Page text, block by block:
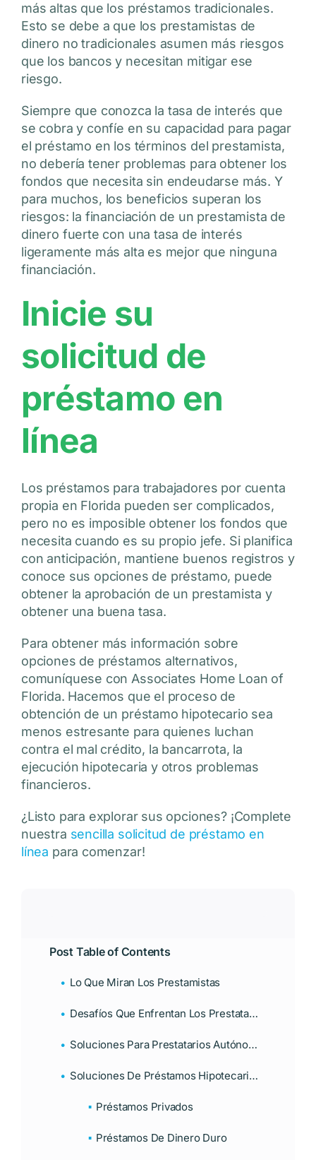
más altas que los préstamos tradicionales.
Esto se debe a que los prestamistas de
dinero no tradicionales asumen más riesgos
que los bancos y necesitan mitigar ese
riesgo.
Siempre que conozca la tasa de interés que
se cobra y confíe en su capacidad para pagar
el préstamo en los términos del prestamista,
no debería tener problemas para obtener los
fondos que necesita sin endeudarse más. Y
para muchos, los beneficios superan los
riesgos: la financiación de un prestamista de
dinero fuerte con una tasa de interés
ligeramente más alta es mejor que ninguna
financiación.
Inicie su
solicitud de
préstamo en
línea
Los préstamos para trabajadores por cuenta
propia en Florida pueden ser complicados,
pero no es imposible obtener los fondos que
necesita cuando es su propio jefe. Si planifica
con anticipación, mantiene buenos registros y
conoce sus opciones de préstamo, puede
obtener la aprobación de un prestamista y
obtener una buena tasa.
Para obtener más información sobre
opciones de préstamos alternativos,
comuníquese con Associates Home Loan of
Florida. Hacemos que el proceso de
obtención de un préstamo hipotecario sea
menos estresante para quienes luchan
contra el mal crédito, la bancarrota, la
ejecución hipotecaria y otros problemas
financieros.
¿Listo para explorar sus opciones? ¡Complete
nuestra sencilla solicitud de préstamo en
línea para comenzar!
Post Table of Contents
Lo Que Miran Los Prestamistas
Desafíos Que Enfrentan Los Prestatarios Que Trabajan Por Cuenta Propia
Soluciones Para Prestatarios Autónomos
Soluciones De Préstamos Hipotecarios No Tradicionales
Préstamos Privados
Préstamos De Dinero Duro